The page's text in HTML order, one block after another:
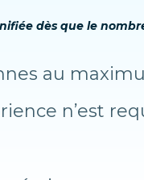
dès que le
au
n’est